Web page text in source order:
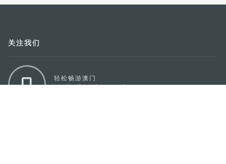
关注我们
轻松畅游澳门
下载手机应用程序